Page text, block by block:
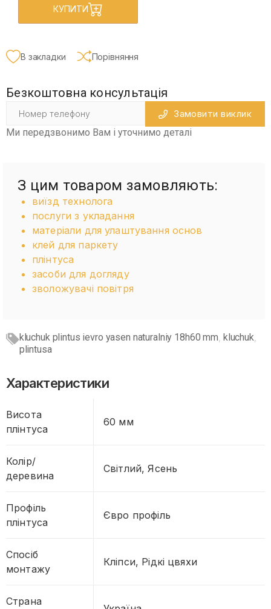
КУПИТИ
В закладки Порівняння
Безкоштовна консультація
Замовити виклик
Ми передзвонимо Вам і уточнимо деталі
З цим товаром замовляють:
виїзд технолога
послуги з укладання
матеріали для улаштування основ
клей для паркету
плінтуса
засоби для догляду
зволожувачі повітря
kluchuk plintus ievro yasen naturalniy 18h60 mm kluchuk
plintusa
Характеристики
Висота
плінтуса
60 мм
Колір/
деревина
Світлий, Ясень
Профіль
плінтуса
Євро профіль
Спосіб
монтажу
Кліпси, Рідкі цвяхи
Страна